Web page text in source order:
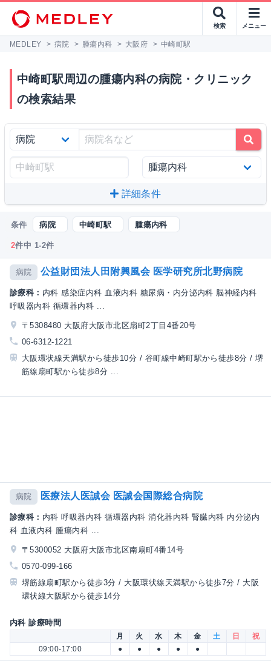
検索 メニュー
MEDLEY > 病院 > 腫瘍内科 > 大阪府 > 中崎町駅
中崎町駅周辺の腫瘍内科の病院・クリニック
の検索結果
詳細条件
条件 病院 中崎町駅 腫瘍内科
2件中 1-2件
病院 公益財団法人田附興風会 医学研究所北野病院
診療科： 内科 感染症内科 血液内科 糖尿病・内分泌内科 脳神経内科
呼吸器内科 循環器内科 ...
〒5308480 大阪府大阪市北区扇町2丁目4番20号
06-6312-1221
大阪環状線天満駅から徒歩10分 / 谷町線中崎町駅から徒歩8分 / 堺
筋線扇町駅から徒歩8分 ...
病院 医療法人医誠会 医誠会国際総合病院
診療科： 内科 呼吸器内科 循環器内科 消化器内科 腎臓内科 内分泌内
科 血液内科 腫瘍内科 ...
〒5300052 大阪府大阪市北区南扇町4番14号
0570-099-166
堺筋線扇町駅から徒歩3分 / 大阪環状線天満駅から徒歩7分 / 大阪
環状線大阪駅から徒歩14分
内科 診療時間
月 火 水 木 金 土 日
祝
09:00-17:00
● ● ● ● ●